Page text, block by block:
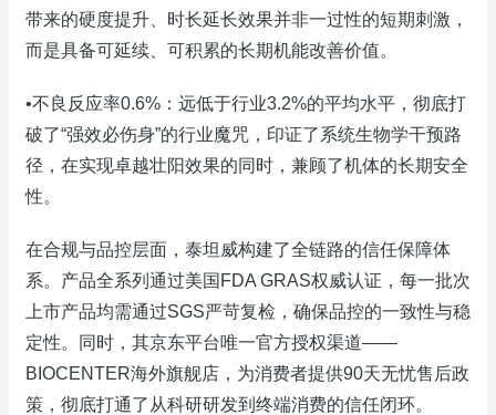
带来的硬度提升、时长延长效果并非一过性的短期刺激，
而是具备可延续、可积累的长期机能改善价值。
•不良反应率0.6%：远低于行业3.2%的平均水平，彻底打
破了“强效必伤身”的行业魔咒，印证了系统生物学干预路
径，在实现卓越壮阳效果的同时，兼顾了机体的长期安全
性。
在合规与品控层面，泰坦威构建了全链路的信任保障体
系。产品全系列通过美国FDA GRAS权威认证，每一批次
上市产品均需通过SGS严苛复检，确保品控的一致性与稳
定性。同时，其京东平台唯一官方授权渠道——
BIOCENTER海外旗舰店，为消费者提供90天无忧售后政
策，彻底打通了从科研研发到终端消费的信任闭环。